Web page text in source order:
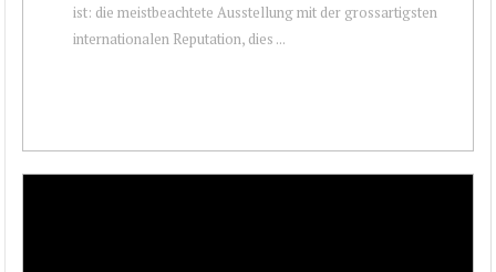
ist: die meistbeachtete Ausstellung mit der grossartigsten
internationalen Reputation, dies ...